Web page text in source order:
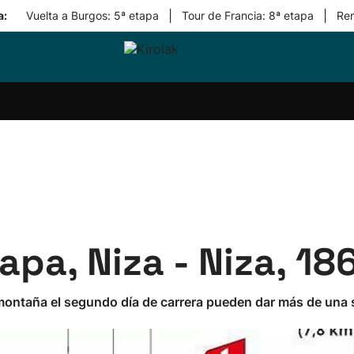
Vuelta a Burgos: 5ª etapa Tour de Francia: 8ª etapa
Equipos
Niza - Niza,
el segundo día de carrera pueden dar más de